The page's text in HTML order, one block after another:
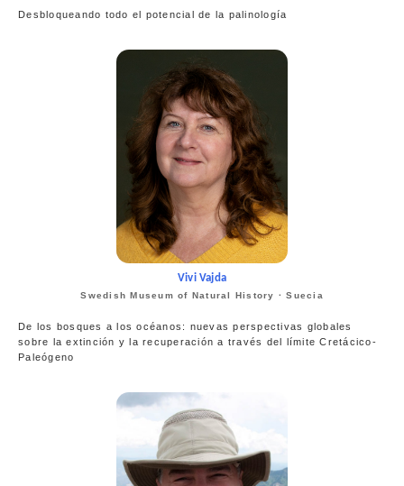
Desbloqueando todo el potencial de la palinología
Vivi Vajda
Swedish Museum of Natural History · Suecia
De los bosques a los océanos: nuevas perspectivas globales
sobre la extinción y la recuperación a través del límite Cretácico-
Paleógeno